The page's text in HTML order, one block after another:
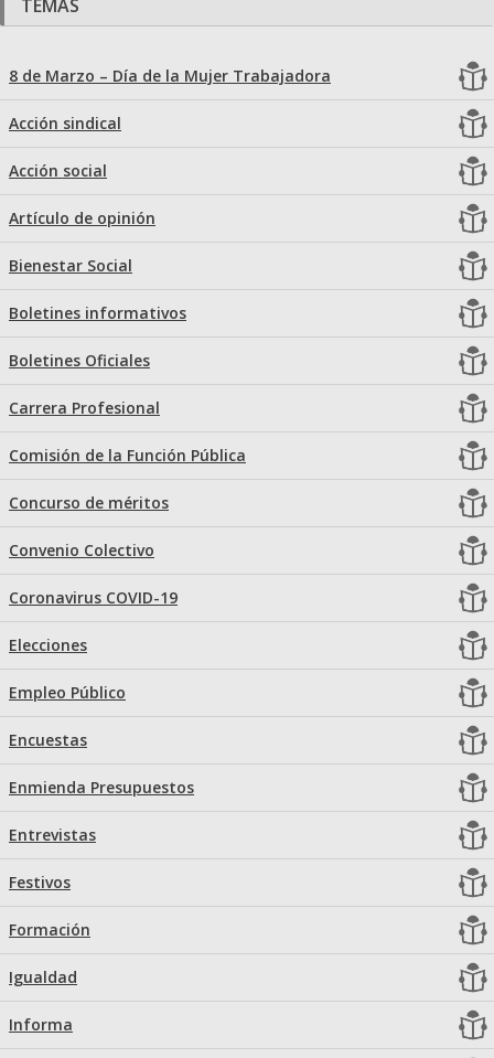
TEMAS
8 de Marzo – Día de la Mujer Trabajadora
Acción sindical
Acción social
Artículo de opinión
Bienestar Social
Boletines informativos
Boletines Oficiales
Carrera Profesional
Comisión de la Función Pública
Concurso de méritos
Convenio Colectivo
Coronavirus COVID-19
Elecciones
Empleo Público
Encuestas
Enmienda Presupuestos
Entrevistas
Festivos
Formación
Igualdad
Informa